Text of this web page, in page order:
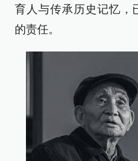
育人与传承历史记忆，
的责任。